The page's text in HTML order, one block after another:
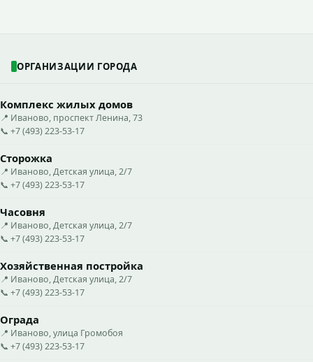
ОРГАНИЗАЦИИ ГОРОДА
Комплекс жилых домов
📍 Иваново, проспект Ленина, 73
📞 +7 (493) 223-53-17
Сторожка
📍 Иваново, Детская улица, 2/7
📞 +7 (493) 223-53-17
Часовня
📍 Иваново, Детская улица, 2/7
📞 +7 (493) 223-53-17
Хозяйственная постройка
📍 Иваново, Детская улица, 2/7
📞 +7 (493) 223-53-17
Ограда
📍 Иваново, улица Громобоя
📞 +7 (493) 223-53-17